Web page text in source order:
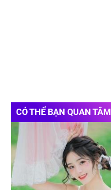
CÓ THỂ BẠN QUAN TÂM